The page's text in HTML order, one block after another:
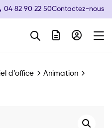
04 82 90 22 50Contactez-nous
d’office
Animation